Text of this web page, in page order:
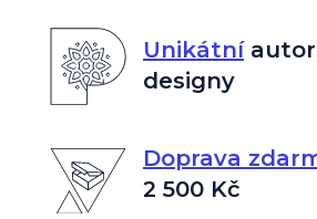
Unikátní
designy
Doprava
2 500 Kč